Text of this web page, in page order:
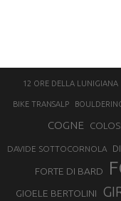
12 ORE DELLA LUNIGIANA
BIKE TRANSALP
COGNE
DAVIDE SOTTOCORNOLA
FORTE DI BARD
GIOELE BERTOLINI